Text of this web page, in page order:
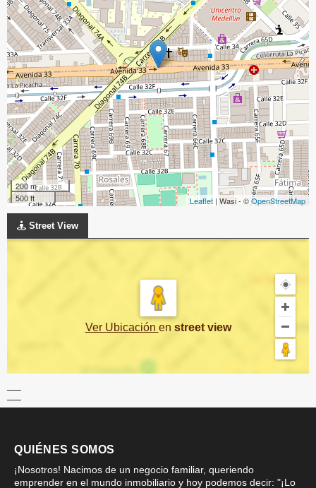
200 m
500 ft
Leaflet | Wasi - ©OpenStreetMap
Street View
Ver Ubicación en street view
QUIÉNES SOMOS
¡Nosotros! Nacimos de un negocio familiar, queriendo
emprender en el mundo inmobiliario y hoy podemos decir: "¡Lo